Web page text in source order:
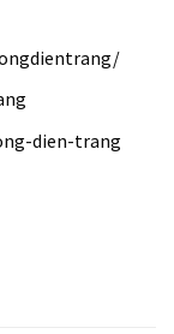
dien-trang